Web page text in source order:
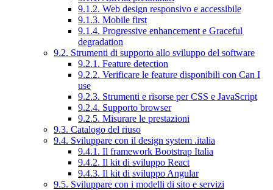
9.1.2. Web design responsivo e accessibile
9.1.3. Mobile first
9.1.4. Progressive enhancement e Graceful
degradation
9.2. Strumenti di supporto allo sviluppo del software
9.2.1. Feature detection
9.2.2. Verificare le feature disponibili con Can I
use
9.2.3. Strumenti e risorse per CSS e JavaScript
9.2.4. Supporto browser
9.2.5. Misurare le prestazioni
9.3. Catalogo del riuso
9.4. Sviluppare con il design system .italia
9.4.1. Il framework Bootstrap Italia
9.4.2. Il kit di sviluppo React
9.4.3. Il kit di sviluppo Angular
9.5. Sviluppare con i modelli di sito e servizi